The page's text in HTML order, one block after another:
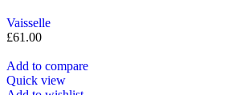
Vaisselle
£61.00
Add to compare
Quick view